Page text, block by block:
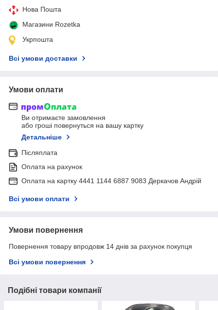
Нова Пошта
Магазини Rozetka
Укрпошта
Всі умови доставки
Умови оплати
Ви отримаєте замовлення
або гроші повернуться на вашу картку
Детальніше
Післяплата
Оплата на рахунок
Оплата на картку 4441 1144 6887 9083 Деркачов Андрій
Всі умови оплати
Умови повернення
Повернення товару впродовж 14 днів за рахунок покупця
Всі умови повернення
Подібні товари компанії